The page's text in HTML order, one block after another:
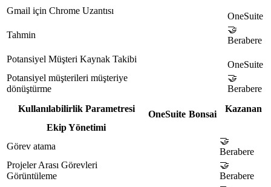
Gmail için Chrome Uzantısı
OneSuite
Tahmin
🤝
Berabere
Potansiyel Müşteri Kaynak Takibi
OneSuite
Potansiyel müşterileri müşteriye
dönüştürme
🤝
Berabere
Kullanılabilirlik Parametresi
OneSuite Bonsai
Kazanan
Ekip Yönetimi
Görev atama
🤝
Berabere
Projeler Arası Görevleri
Görüntüleme
🤝
Berabere